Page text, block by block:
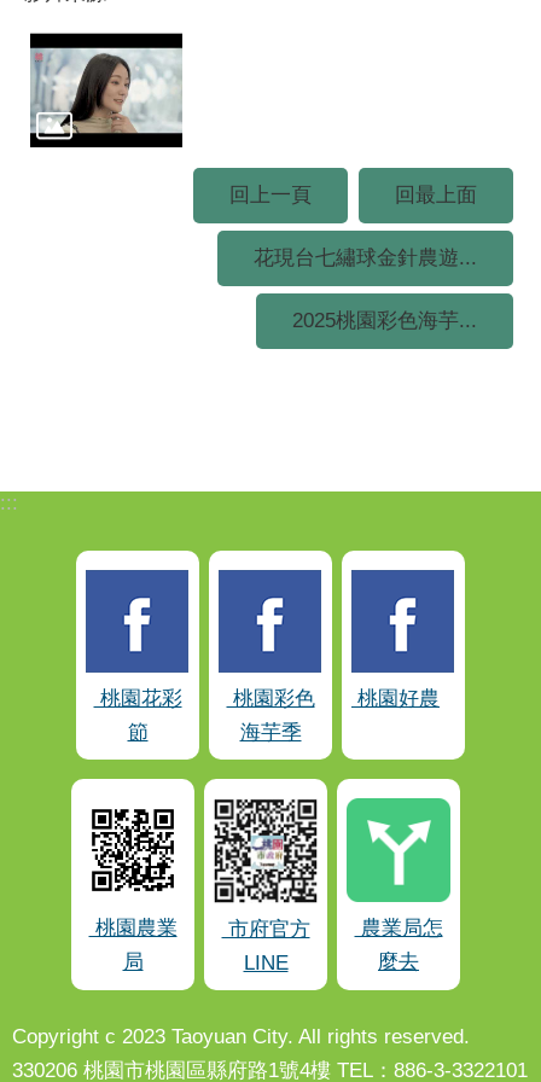
回上一頁 回最上面
花現台七繡球金針農遊...
2025桃園彩色海芋...
:::
桃園花彩
節
桃園彩色
海芋季
桃園好農
桃園農業
局
市府官方
LINE
農業局怎
麼去
Copyright c 2023 Taoyuan City. All rights reserved.
330206 桃園市桃園區縣府路1號4樓 TEL：886-3-3322101